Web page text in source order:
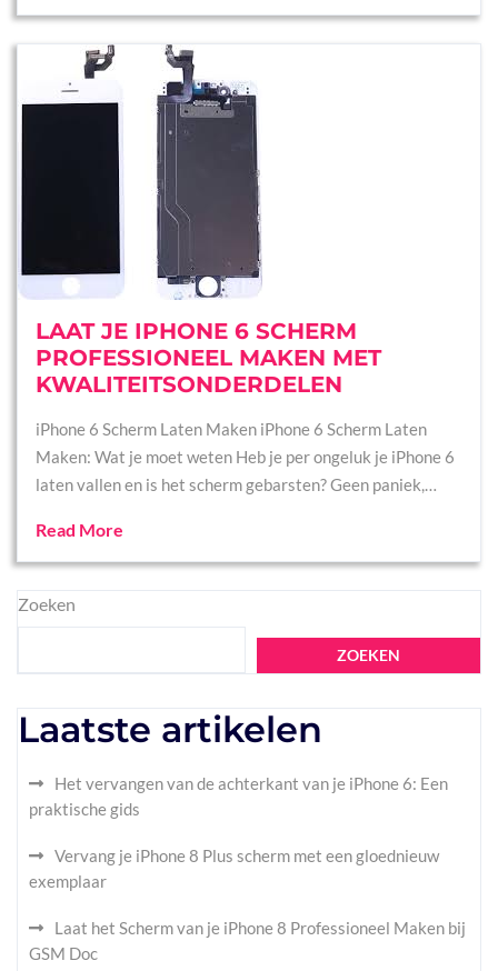
LAAT JE IPHONE 6 SCHERM
PROFESSIONEEL MAKEN MET
KWALITEITSONDERDELEN
iPhone 6 Scherm Laten Maken iPhone 6 Scherm Laten
Maken: Wat je moet weten Heb je per ongeluk je iPhone 6
laten vallen en is het scherm gebarsten? Geen paniek,…
Read More
Zoeken
ZOEKEN
Laatste artikelen
Het vervangen van de achterkant van je iPhone 6: Een
praktische gids
Vervang je iPhone 8 Plus scherm met een gloednieuw
exemplaar
Laat het Scherm van je iPhone 8 Professioneel Maken bij
GSM Doc